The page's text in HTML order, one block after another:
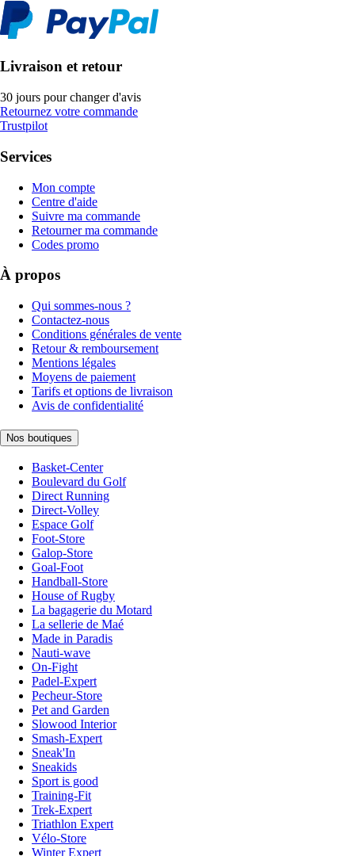
Livraison et retour
30 jours pour changer d'avis
Retournez votre commande
Trustpilot
Services
Mon compte
Centre d'aide
Suivre ma commande
Retourner ma commande
Codes promo
À propos
Qui sommes-nous ?
Contactez-nous
Conditions générales de vente
Retour & remboursement
Mentions légales
Moyens de paiement
Tarifs et options de livraison
Avis de confidentialité
Nos boutiques
Basket-Center
Boulevard du Golf
Direct Running
Direct-Volley
Espace Golf
Foot-Store
Galop-Store
Goal-Foot
Handball-Store
House of Rugby
La bagagerie du Motard
La sellerie de Maé
Made in Paradis
Nauti-wave
On-Fight
Padel-Expert
Pecheur-Store
Pet and Garden
Slowood Interior
Smash-Expert
Sneak'In
Sneakids
Sport is good
Training-Fit
Trek-Expert
Triathlon Expert
Vélo-Store
Winter Expert